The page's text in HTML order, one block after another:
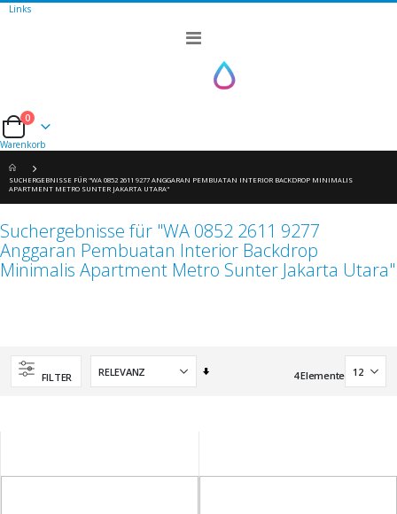
Links
Navigation
Cart
0
Warenkorb
SUCHERGEBNISSE FÜR "WA 0852 2611 9277 ANGGARAN PEMBUATAN INTERIOR BACKDROP MINIMALIS
APARTMENT METRO SUNTER JAKARTA UTARA"
Suchergebnisse für "WA 0852 2611 9277
Anggaran Pembuatan Interior Backdrop
Minimalis Apartment Metro Sunter Jakarta Utara"
FILTER
Aufsteigend
4Elemente